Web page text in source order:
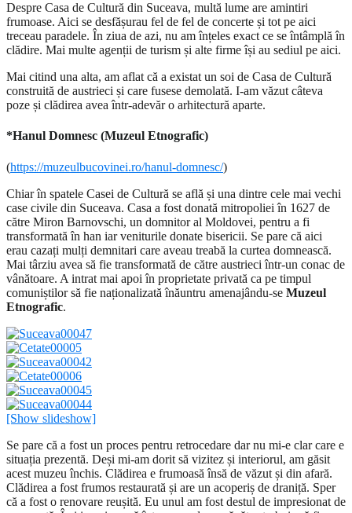
Despre Casa de Cultură din Suceava, multă lume are amintiri
frumoase. Aici se desfășurau fel de fel de concerte și tot pe aici
treceau paradele. În ziua de azi, nu am înțeles exact ce se întâmplă în
clădire. Mai multe agenții de turism și alte firme își au sediul pe aici.
Mai citind una alta, am aflat că a existat un soi de Casa de Cultură
construită de austrieci și care fusese demolată. I-am văzut câteva
poze și clădirea avea într-adevăr o arhitectură aparte.
*Hanul Domnesc (Muzeul Etnografic)
(https://muzeulbucovinei.ro/hanul-domnesc/)
Chiar în spatele Casei de Cultură se află și una dintre cele mai vechi
case civile din Suceava. Casa a fost donată mitropoliei în 1627 de
către Miron Barnovschi, un domnitor al Moldovei, pentru a fi
transformată în han iar veniturile donate bisericii. Se pare că aici
erau cazați mulți demnitari care aveau treabă la curtea domnească.
Mai târziu avea să fie transformată de către austrieci într-un conac de
vânătoare. A intrat mai apoi în proprietate privată ca pe timpul
comuniștilor să fie naționalizată înăuntru amenajându-se Muzeul
Etnografic.
[Show slideshow]
Se pare că a fost un proces pentru retrocedare dar nu mi-e clar care e
situația prezentă. Deși mi-am dorit să vizitez și interiorul, am găsit
acest muzeu închis. Clădirea e frumoasă însă de văzut și din afară.
Clădirea a fost frumos restaurată și are un acoperiș de draniță. Sper
că a fost o renovare reușită. Eu unul am fost destul de impresionat de